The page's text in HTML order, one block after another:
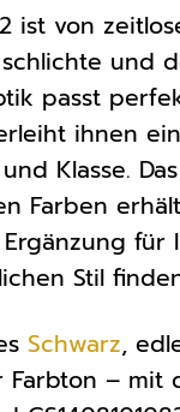
ist von
und
passt
ihnen
Klasse.
Farben
für
Stil
Schwarz,
– mit